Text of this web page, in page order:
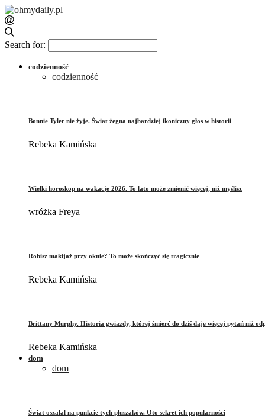
Search for:
codzienność
codzienność
Bonnie Tyler nie żyje. Świat żegna najbardziej ikoniczny głos w historii
Rebeka Kamińska
Wielki horoskop na wakacje 2026. To lato może zmienić więcej, niż myślisz
wróżka Freya
Robisz makijaż przy oknie? To może skończyć się tragicznie
Rebeka Kamińska
Brittany Murphy. Historia gwiazdy, której śmierć do dziś daje więcej pytań niż
Rebeka Kamińska
dom
dom
Świat oszalał na punkcie tych pluszaków. Oto sekret ich popularności